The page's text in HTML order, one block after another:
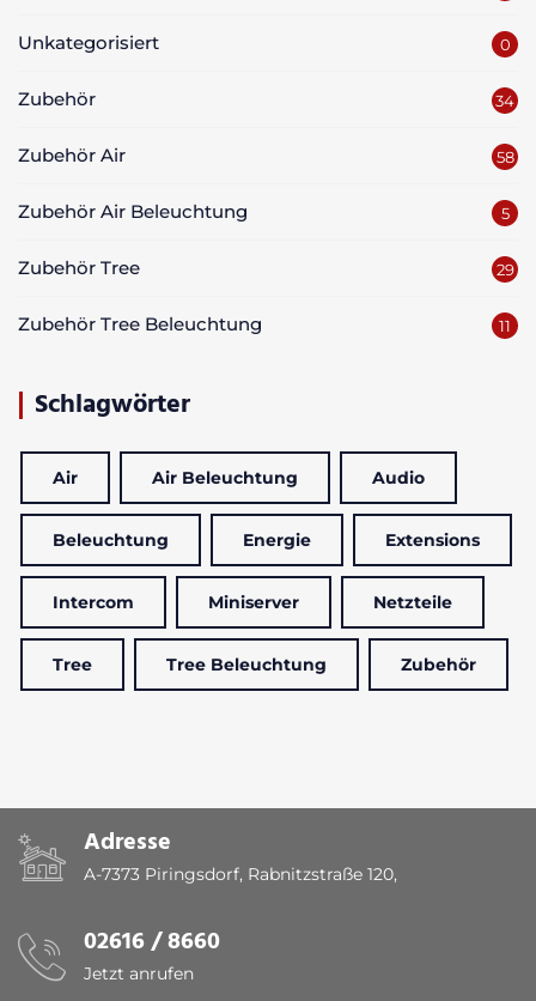
Unkategorisiert 0
Zubehör 34
Zubehör Air 58
Zubehör Air Beleuchtung 5
Zubehör Tree 29
Zubehör Tree Beleuchtung 11
Schlagwörter
Air Air Beleuchtung Audio
Beleuchtung Energie Extensions
Intercom Miniserver Netzteile
Tree Tree Beleuchtung Zubehör
Adresse
A-7373 Piringsdorf, Rabnitzstraße 120,
02616 / 8660
Jetzt anrufen